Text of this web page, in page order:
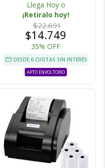
Llega Hoy o
¡Retiralo hoy!
$22.691
$14.749
35% OFF
DESDE 6 CUOTAS SIN INTERÉS
APTO ENVOLTORIO